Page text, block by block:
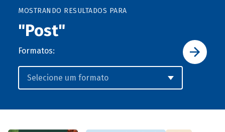
MOSTRANDO RESULTADOS PARA
"Post"
Formatos: